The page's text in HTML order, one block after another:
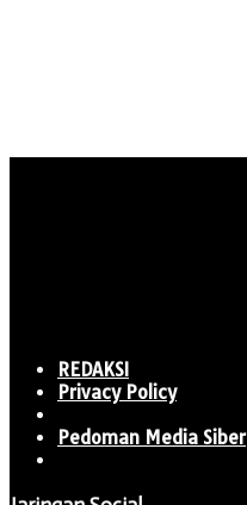
REDAKSI
Privacy Policy
Pedoman Media Siber